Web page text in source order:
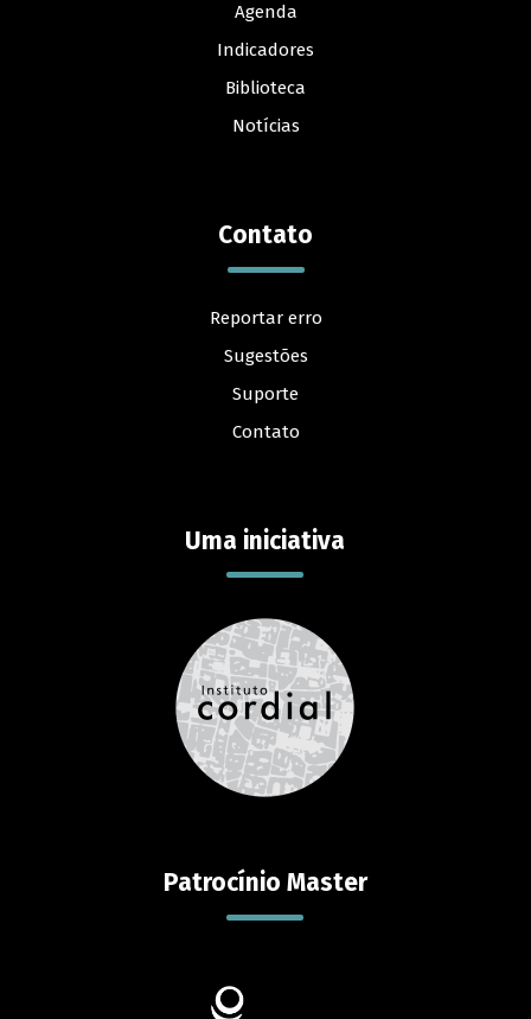
Uma iniciativa
Patrocínio Master
Agenda
Indicadores
Biblioteca
Notícias
Contato
Reportar erro
Sugestões
Suporte
Contato